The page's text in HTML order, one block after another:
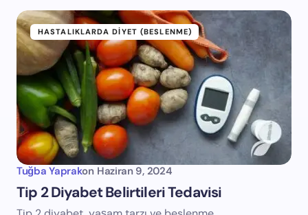
HASTALIKLARDA DIYET (BESLENME)
Tuğba Yaprakon Haziran 9, 2024
Tip 2 Diyabet Belirtileri Tedavisi